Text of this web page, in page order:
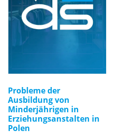
Probleme der
Ausbildung von
Minderjährigen in
Erziehungsanstalten in
Polen